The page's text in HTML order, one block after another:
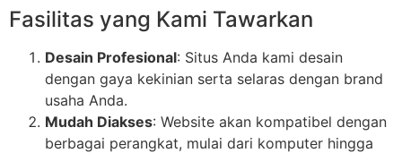
Fasilitas yang Kami Tawarkan
Desain Profesional: Situs Anda kami desain
dengan gaya kekinian serta selaras dengan brand
usaha Anda.
Mudah Diakses: Website akan kompatibel dengan
berbagai perangkat, mulai dari komputer hingga